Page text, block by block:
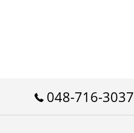
048-716-3037